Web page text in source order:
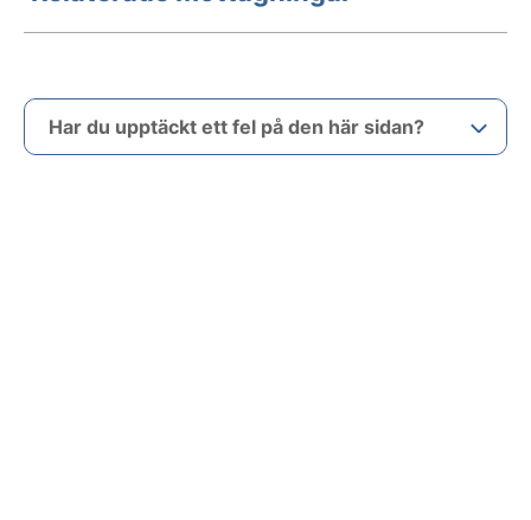
Har du upptäckt ett fel på den här sidan?